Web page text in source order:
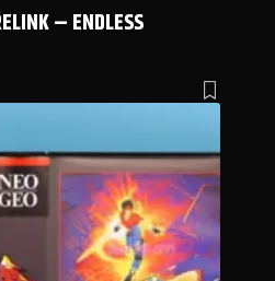
– ENDLESS